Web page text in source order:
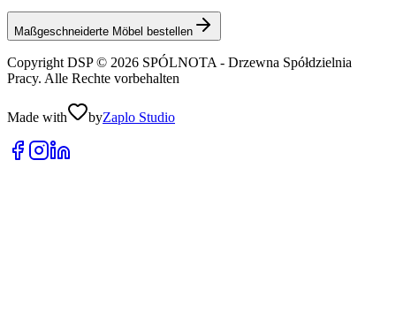
Maßgeschneiderte Möbel bestellen
Copyright DSP © 2026 SPÓLNOTA - Drzewna Spółdzielnia
Pracy. Alle Rechte vorbehalten
Made with byZaplo Studio